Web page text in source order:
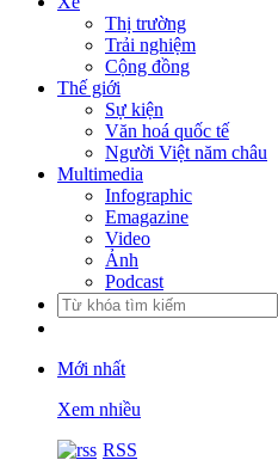
Thị trường
Trải nghiệm
Cộng đồng
Thế giới
Sự kiện
Văn hoá quốc tế
Người Việt năm châu
Multimedia
Infographic
Emagazine
Video
Ảnh
Podcast
Mới nhất
Xem nhiều
RSS